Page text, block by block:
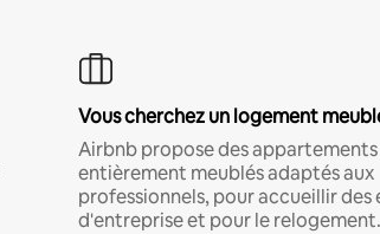
Vous cherchez un logement
Airbnb propose des appartements
entièrement meublés adaptés aux
professionnels, pour accueillir des
d'entreprise et pour le relogement.